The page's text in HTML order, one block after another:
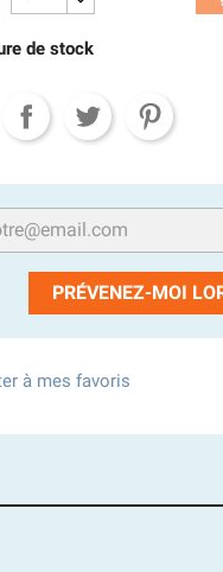
de stock
PRÉVENEZ-MOI
à mes favoris